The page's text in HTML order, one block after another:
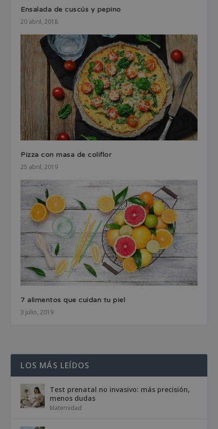
Ensalada de cuscús y pepino
20 abril, 2018
Pizza con masa de coliflor
25 abril, 2019
7 alimentos que cuidan tu piel
3 julio, 2019
LOS MÁS LEÍDOS
Test prenatal no invasivo: más precisión,
menos dudas
Maternidad